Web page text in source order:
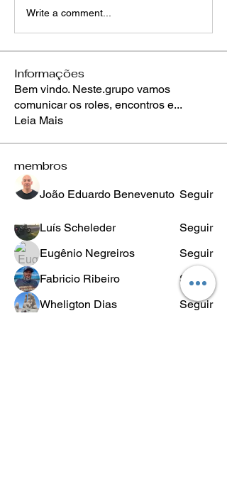
Write a comment...
Informações
Bem vindo. Neste.grupo vamos
comunicar os roles, encontros e...
Leia Mais
membros
João Eduardo Benevenuto Seguir
Luís Scheleder
Seguir
Eugênio Negreiros
Seguir
Fabricio Ribeiro
Seguir
Wheligton Dias
Seguir